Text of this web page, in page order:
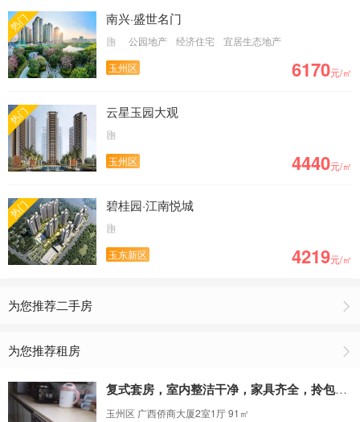
成交135套，玉林房价为5235元/㎡
第21周（5月22日--5月28日）玉林市区商品房住宅
成交149套，玉林房价为5114元/㎡
第16周（4月17日--4月23日）玉林市区商品房住宅
最新房价出炉，玉林房价为5407元/㎡
热门 南兴·盛世名门
公园地产 经济住宅
宜居生态地产
玉州区
6170元/㎡
热门 云星玉园大观
玉州区 4440元/㎡
热门 碧桂园·江南悦城
玉东新区 4219元/㎡
为您推荐二手房
为您推荐租房
复式套房，室内整洁干净，家具齐全，拎包入住
玉州区 广西侨商大厦2室1厅 91㎡